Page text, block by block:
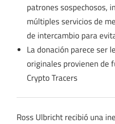
patrones sospechosos,
múltiples servicios de
de intercambio para
La donación parece ser
originales provienen de
Crypto Tracers
Ross Ulbricht recibió una